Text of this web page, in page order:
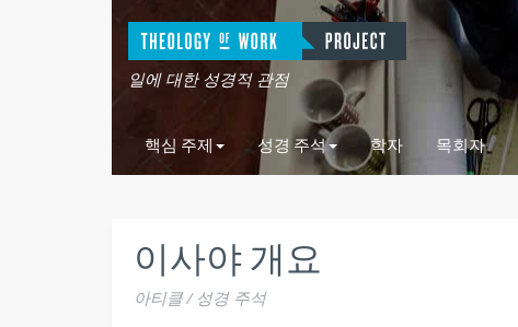
일에 대한 성경적 관점
핵심 주제 성경 주석 학자 목회자
이사야 개요
아티클 / 성경 주석